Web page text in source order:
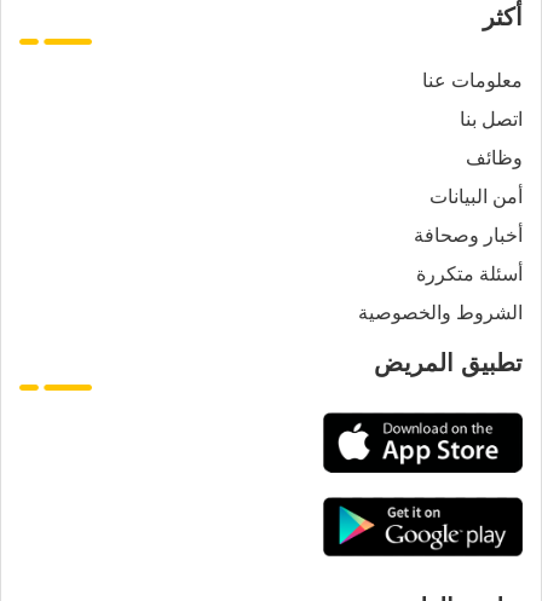
أكثر
معلومات عنا
اتصل بنا
وظائف
أمن البيانات
أخبار وصحافة
أسئلة متكررة
الشروط والخصوصية
تطبيق المريض